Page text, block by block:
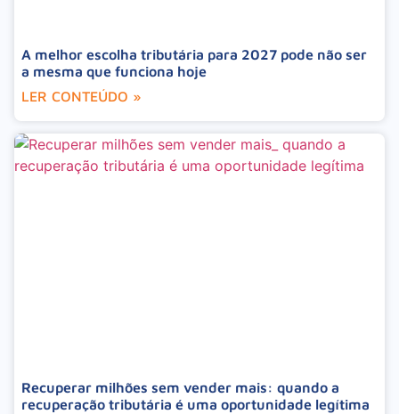
A melhor escolha tributária para 2027 pode não ser
a mesma que funciona hoje
LER CONTEÚDO »
Recuperar milhões sem vender mais: quando a
recuperação tributária é uma oportunidade legítima